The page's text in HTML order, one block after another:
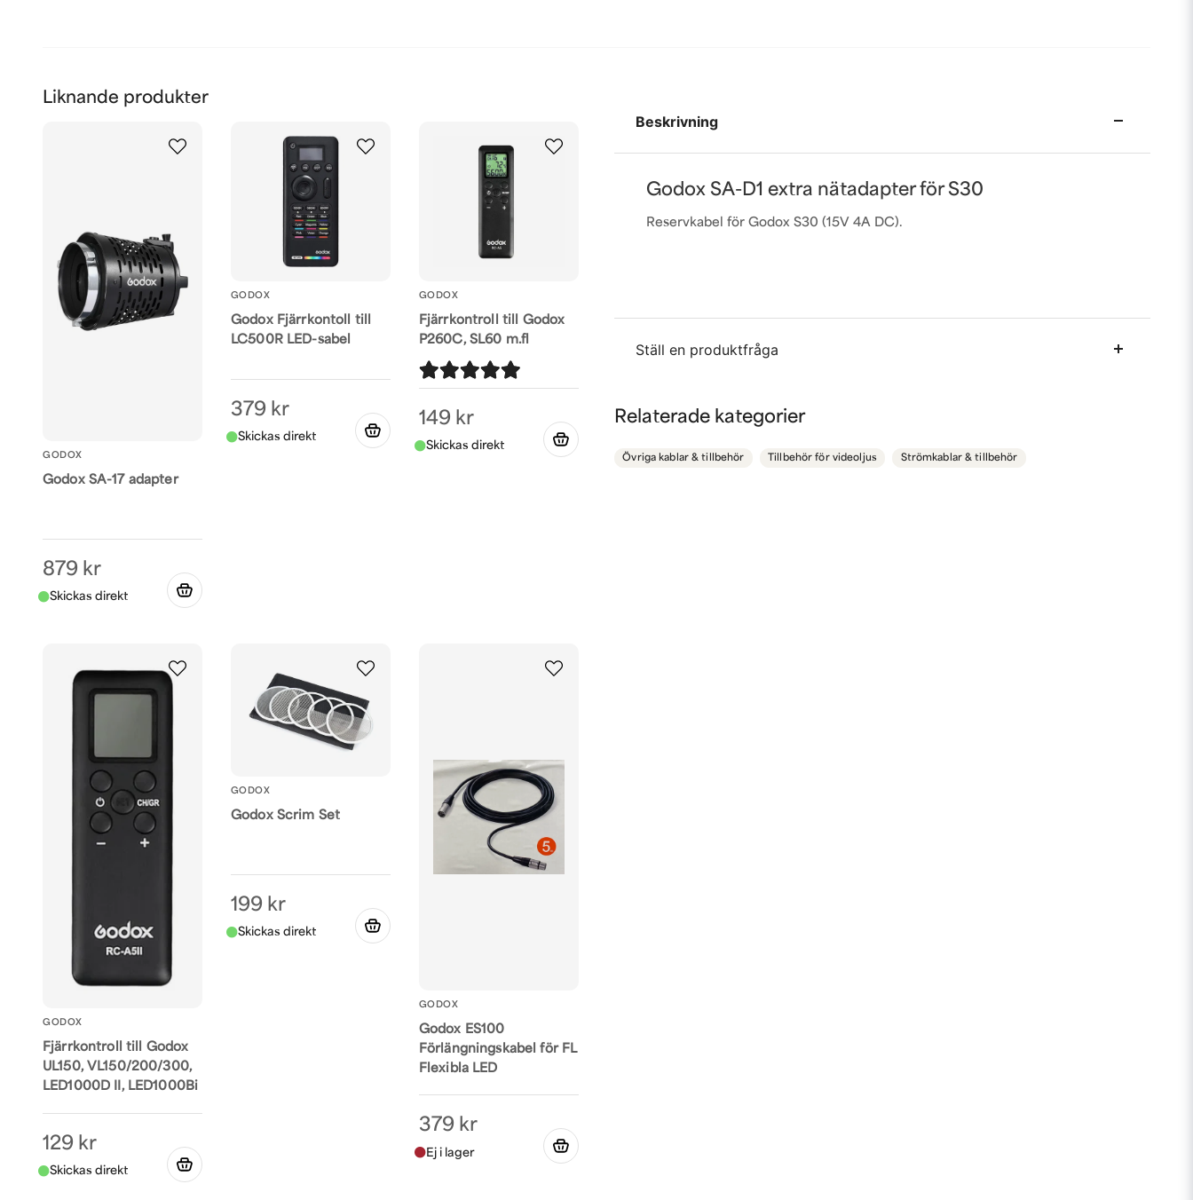
Liknande produkter
GODOX
Godox SA-17 adapter
879 kr
GODOX
Godox Fjärrkontoll till
LC500R LED-sabel
379 kr
GODOX
Fjärrkontroll till Godox
P260C, SL60 m.fl
149 kr
GODOX
Fjärrkontroll till Godox
UL150, VL150/200/300,
LED1000D II, LED1000Bi
129 kr
GODOX
Godox Scrim Set
199 kr
GODOX
Godox ES100
Förlängningskabel för FL
Flexibla LED
379 kr
Beskrivning
Godox SA-D1 extra nätadapter för S30
Reservkabel för Godox S30 (15V 4A DC).
Ställ en produktfråga
Fråga oss något om denna produkten...
Relaterade kategorier
Övriga kablar & tillbehör Tillbehör för videoljus Strömkablar & tillbehör